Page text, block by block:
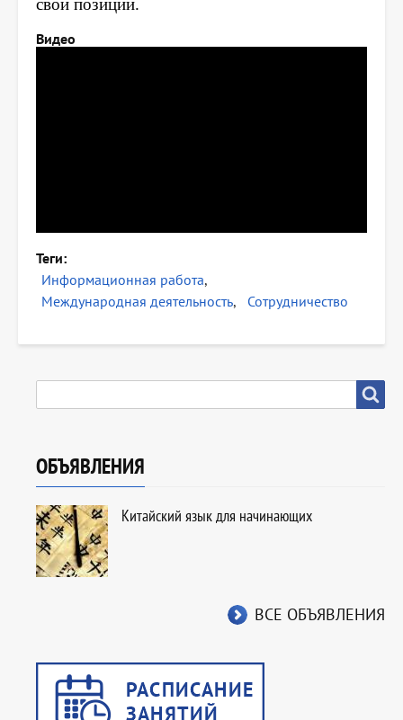
свои позиции.
Видео
Теги
Информационная работа
Международная деятельность
Сотрудничество
ОБЪЯВЛЕНИЯ
Китайский язык для начинающих
ВСЕ ОБЪЯВЛЕНИЯ